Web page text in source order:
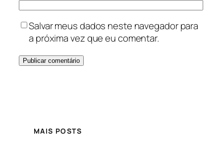
Salvar meus dados neste navegador para
a próxima vez que eu comentar.
MAIS POSTS